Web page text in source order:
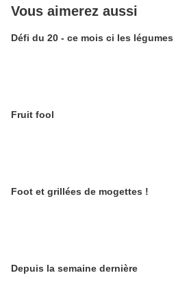
Vous aimerez aussi
Défi du 20 - ce mois ci les légumes
Fruit fool
Foot et grillées de mogettes !
Depuis la semaine dernière